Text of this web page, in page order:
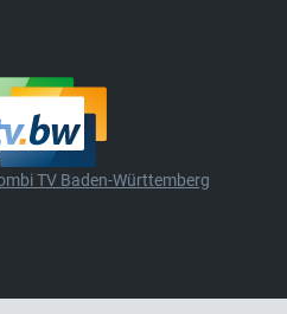
TV Baden-Württemberg